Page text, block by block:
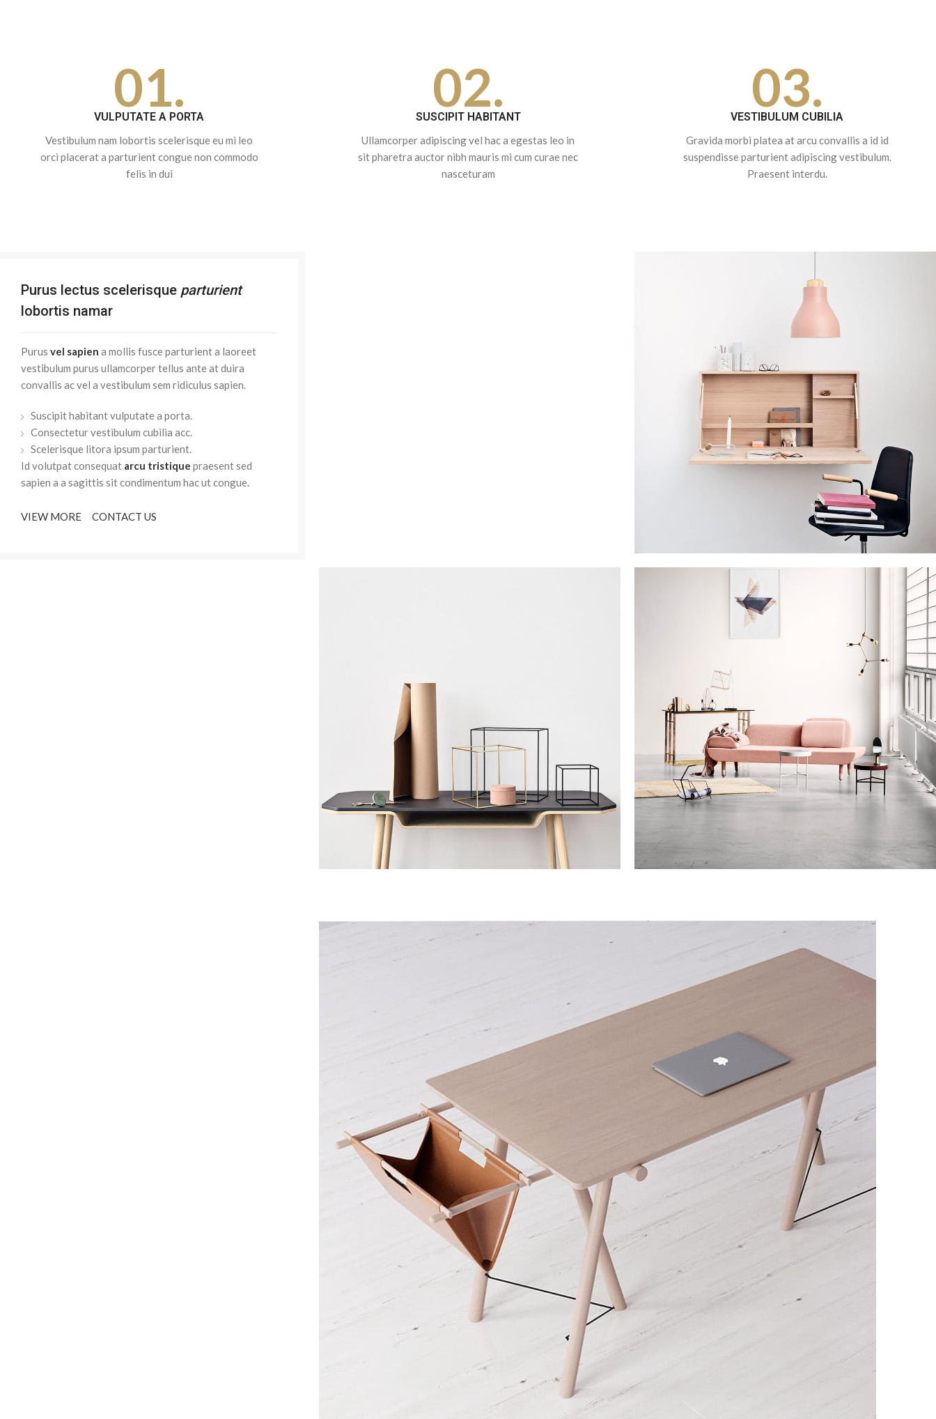
01.
VULPUTATE A PORTA
Vestibulum nam lobortis scelerisque eu mi leo
orci placerat a parturient congue non commodo
felis in dui
02.
SUSCIPIT HABITANT
Ullamcorper adipiscing vel hac a egestas leo in
sit pharetra auctor nibh mauris mi cum curae nec
nasceturam
03.
VESTIBULUM CUBILIA
Gravida morbi platea at arcu convallis a id id
suspendisse parturient adipiscing vestibulum.
Praesent interdu.
Purus lectus scelerisque parturient
lobortis namar
Purus vel sapien a mollis fusce parturient a laoreet
vestibulum purus ullamcorper tellus ante at duira
convallis ac vel a vestibulum sem ridiculus sapien.
Suscipit habitant vulputate a porta.
Consectetur vestibulum cubilia acc.
Scelerisque litora ipsum parturient.
Id volutpat consequat arcu tristique praesent sed
sapien a a sagittis sit condimentum hac ut congue.
VIEW MORE CONTACT US